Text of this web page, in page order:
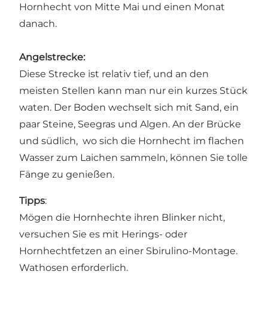
Hornhecht von Mitte Mai und einen Monat
danach.
Angelstrecke:
Diese Strecke ist relativ tief, und an den
meisten Stellen kann man nur ein kurzes Stück
waten. Der Boden wechselt sich mit Sand, ein
paar Steine​​, Seegras und Algen. An der Brücke
und südlich, wo sich die Hornhecht im flachen
Wasser zum Laichen sammeln, können Sie tolle
Fänge zu genießen.
Tipps:
Mögen die Hornhechte ihren Blinker nicht,
versuchen Sie es mit Herings- oder
Hornhechtfetzen an einer Sbirulino-Montage.
Wathosen erforderlich.